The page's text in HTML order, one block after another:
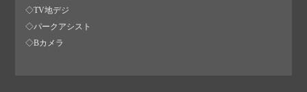
◇TV地デジ
◇パークアシスト
◇Bカメラ